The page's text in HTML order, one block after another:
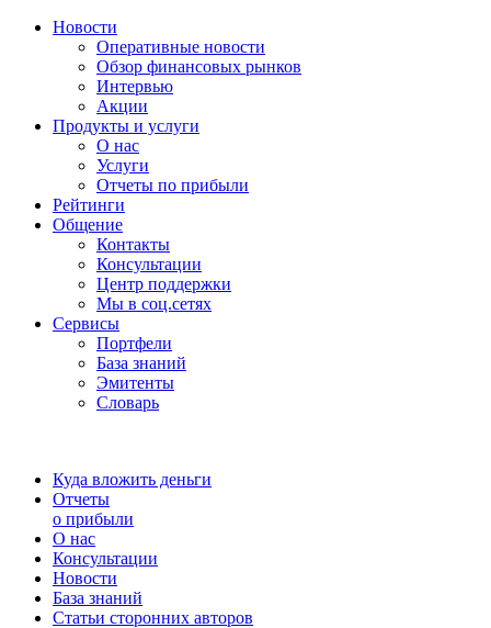
Новости
Оперативные новости
Обзор финансовых рынков
Интервью
Акции
Продукты и услуги
О нас
Услуги
Отчеты по прибыли
Рейтинги
Общение
Контакты
Консультации
Центр поддержки
Мы в соц.сетях
Сервисы
Портфели
База знаний
Эмитенты
Словарь
Куда вложить деньги
Отчеты
о прибыли
О нас
Консультации
Новости
База знаний
Статьи сторонних авторов